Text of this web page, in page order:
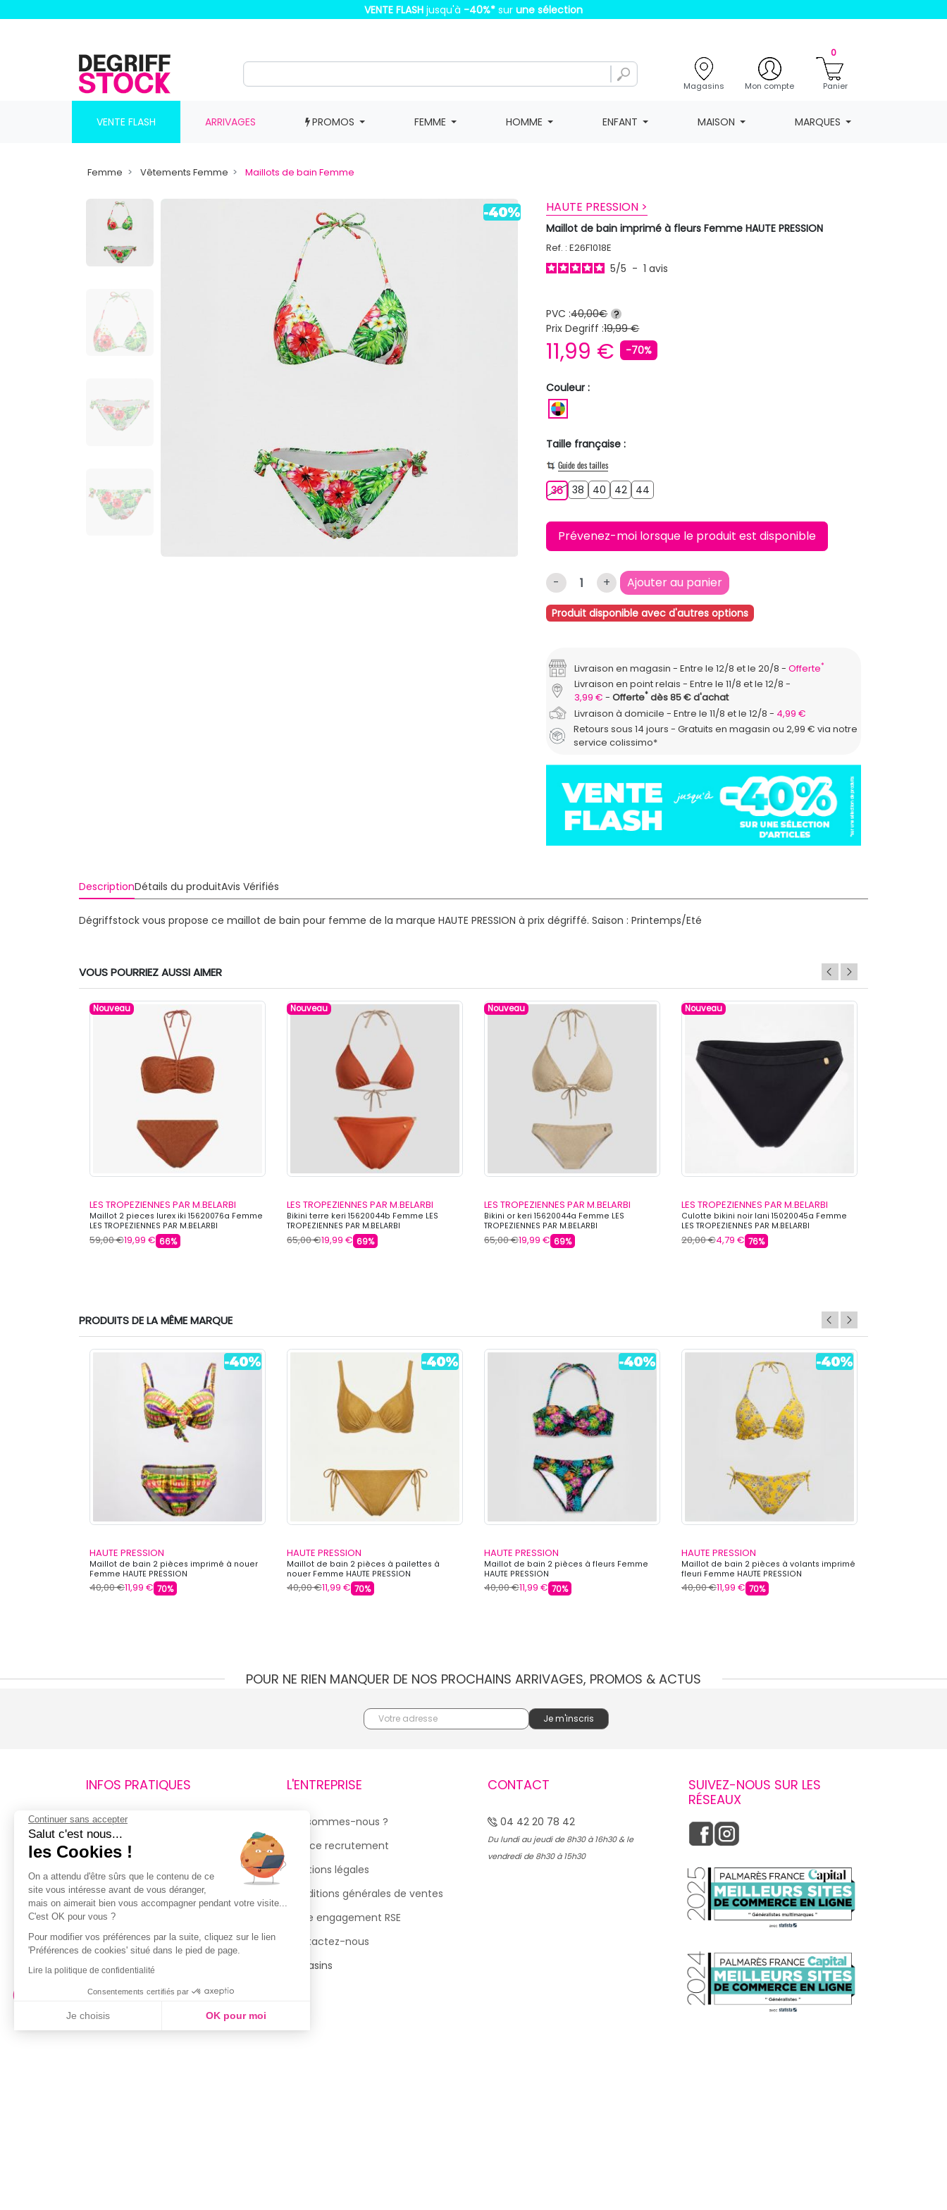
VENTE FLASH jusqu'à -40%* sur une sélection
Magasins Mon compte
0
Panier
VENTE FLASH ARRIVAGES PROMOS FEMME HOMME ENFANT MAISON MARQUES
Femme Vêtements Femme Maillots de bain Femme
HAUTE PRESSION >
Maillot de bain imprimé à fleurs Femme HAUTE PRESSION
Ref. : E26F1018E
5/5 - 1avis
PVC :40,00€ ?
Prix Degriff :19,99 €
11,99 € -70%
Couleur :
Taille française :
Guide des tailles
363638 3840 40424244
Prévenez-moi lorsque le produit est disponible
- + Ajouter au panier
Produit disponible avec d'autres options
Livraison en magasin Entre le 12/8 et le 20/8 Offerte*
Livraison en point relais
Entre le 11/8 et le 12/8
3,99 €
Offerte*dès 85 € d'achat
Livraison à domicile
Entre le 11/8 et le 12/8
4,99 €
Retours sous 14 jours - Gratuits en magasin ou 2,99 € via notre
service colissimo*
DescriptionDétails du produitAvis Vérifiés
Dégriffstock vous propose ce maillot de bain pour femme de la marque HAUTE PRESSION à prix dégriffé. Saison : Printemps/Eté
VOUS POURRIEZ AUSSI AIMER
Nouveau
LES TROPEZIENNES PAR M.BELARBI
Maillot 2 pieces lurex iki 15620076a Femme
LES TROPEZIENNES PAR M.BELARBI
59,00 €19,99 € 66%
Nouveau
LES TROPEZIENNES PAR M.BELARBI
Bikini terre keri 15620044b Femme LES
TROPEZIENNES PAR M.BELARBI
65,00 €19,99 € 69%
Nouveau
LES TROPEZIENNES PAR M.BELARBI
Bikini or keri 15620044a Femme LES
TROPEZIENNES PAR M.BELARBI
65,00 €19,99 € 69%
Nouveau
LES TROPEZIENNES PAR M.BELARBI
Culotte bikini noir lani 15020045a Femme
LES TROPEZIENNES PAR M.BELARBI
20,00 €4,79 € 76%
PRODUITS DE LA MÊME MARQUE
HAUTE PRESSION
Maillot de bain 2 pièces imprimé à nouer
Femme HAUTE PRESSION
40,00 €11,99 € 70%
HAUTE PRESSION
Maillot de bain 2 pièces à pailettes à
nouer Femme HAUTE PRESSION
40,00 €11,99 € 70%
HAUTE PRESSION
Maillot de bain 2 pièces à fleurs Femme
HAUTE PRESSION
40,00 €11,99 € 70%
HAUTE PRESSION
Maillot de bain 2 pièces à volants imprimé
fleuri Femme HAUTE PRESSION
40,00 €11,99 € 70%
POUR NE RIEN MANQUER DE NOS PROCHAINS ARRIVAGES, PROMOS & ACTUS
INFOS PRATIQUES
Retours et remboursements
Suivi de commande
Livraisons
Guide des tailles
Politique de confidentialité
Conditions générales d’utilisation
de la Carte de Fidélité
L'ENTREPRISE
Qui sommes-nous ?
Espace recrutement
Mentions légales
Conditions générales de ventes
Notre engagement RSE
Contactez-nous
Magasins
CONTACT
04 42 20 78 42
Du lundi au jeudi de 8h30 à 16h30 & le
vendredi de 8h30 à 15h30
SUIVEZ-NOUS SUR LES
RÉSEAUX
Continuer sans accepter
Salut c'est nous...
les Cookies !
On a attendu d'être sûrs que le contenu de ce
site vous intéresse avant de vous déranger,
mais on aimerait bien vous accompagner pendant votre visite...
C'est OK pour vous ?
Pour modifier vos préférences par la suite, cliquez sur le lien
'Préférences de cookies' situé dans le pied de page.
Lire la politique de confidentialité
Consentements certifiés par
Je choisis OK pour moi